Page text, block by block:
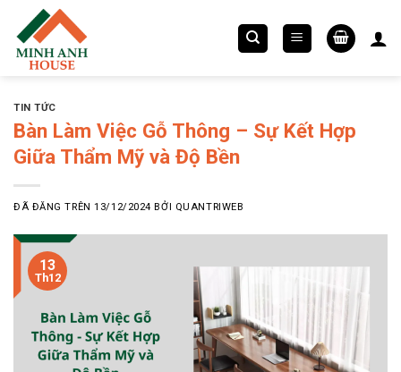
Chuyển
đến
nội
TIN TỨC
Bàn Làm Việc Gỗ Thông – Sự Kết Hợp
Giữa Thẩm Mỹ và Độ Bền
ĐÃ ĐĂNG TRÊN13/12/2024 BỞI QUANTRIWEB
13
Th12